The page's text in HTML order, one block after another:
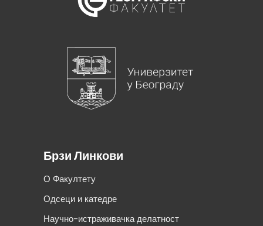
Брзи Линкови
О Факултету
Одсеци и катедре
Научно-истраживачка делатност